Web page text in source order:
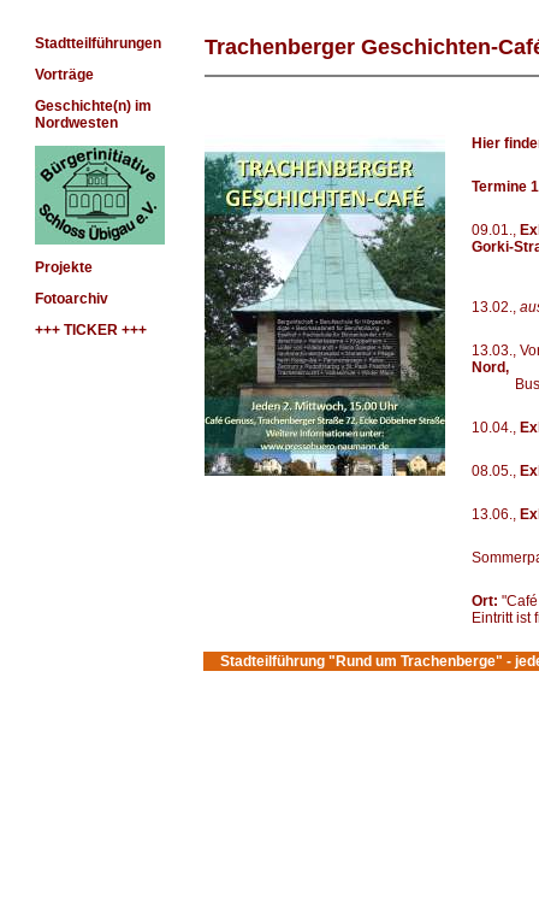
Stadtteilführungen
Vorträge
Geschichte(n) im
Nordwesten
Projekte
Fotoarchiv
+++ TICKER +++
Trachenberger Geschichten-
Hier
Termine
09.01.,
Gorki-
13.02.,
13.03.,
Nord,
10.04.,
08.05.,
13.06.,
Ort:
Eintritt ist
Stadteilführung "Rund um Trachenberge" -